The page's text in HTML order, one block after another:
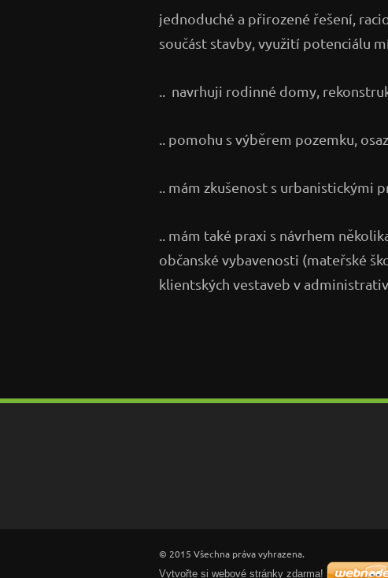
jednoduché a přirozené řešení,
součást stavby, využití potenciálu
.. navrhuji rodinné domy,
.. pomohu s výběrem pozemku,
.. mám zkušenost s urbanistickými
.. mám také praxi s návrhem
občanské vybavenosti (mateřské
klientských vestaveb v
© 2015 Všechna práva vyhrazena.
Vytvořte si webové stránky zdarma!